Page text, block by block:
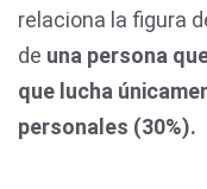
relaciona la figura
de una persona
que lucha
personales (30%).